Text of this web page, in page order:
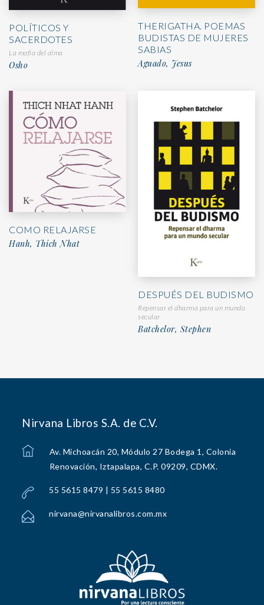
POLÍTICOS Y
SACERDOTES
La mafia del alma
Osho
THERIGATHA. POEMAS
BUDISTAS DE MUJERES
SABIAS
Aguado, Jesus
COMO RELAJARSE
Hanh, Thich Nhat
DESPUÉS DEL BUDISMO
Repensar el dharma para un mundo
secular
Batchelor, Stephen
Nirvana Libros S.A. de C.V.
Av. Michoacán 20, Módulo 27 Bodega 1, Colonia
Renovación, Iztapalapa, C.P. 09209, CDMX.
55 5615 8479 | 55 5615 8480
nirvana@nirvanalibros.com.mx